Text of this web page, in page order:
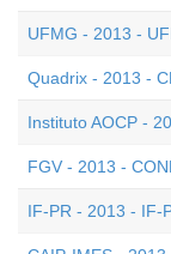
UFMG - 2013 -
Quadrix - 2013 -
Instituto AOCP -
FGV - 2013 -
IF-PR - 2013 - IF-